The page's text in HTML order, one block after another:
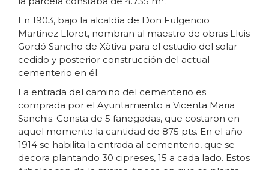
En 1903, bajo la alcaldía de Don Fulgencio
Martinez Lloret, nombran al maestro de obras Lluis
Gordó Sancho de Xàtiva para el estudio del solar
cedido y posterior construcción del actual
cementerio en él.
La entrada del camino del cementerio es
comprada por el Ayuntamiento a Vicenta Maria
Sanchis. Consta de 5 fanegadas, que costaron en
aquel momento la cantidad de 875 pts. En el año
1914 se habilita la entrada al cementerio, que se
decora plantando 30 cipreses, 15 a cada lado. Estos